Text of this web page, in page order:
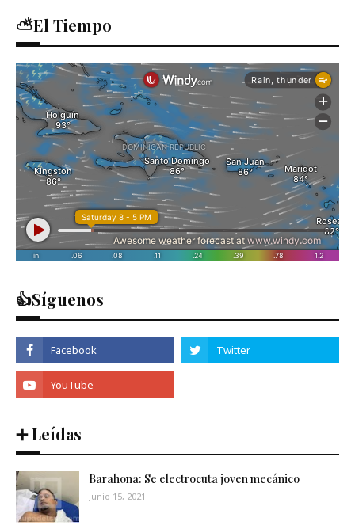
⛅El Tiempo
👍Síguenos
➕ Leídas
Barahona: Se electrocuta joven mecánico
Junio 15, 2021